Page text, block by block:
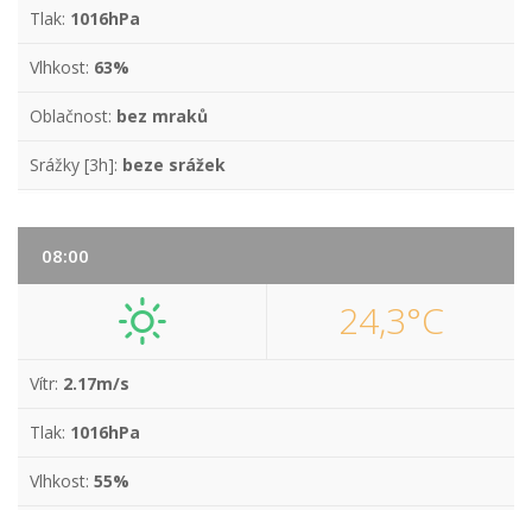
Tlak: 1016hPa
Vlhkost: 63%
Oblačnost: bez mraků
Srážky [3h]: beze srážek
08:00
24,3°C
Vítr: 2.17m/s
Tlak: 1016hPa
Vlhkost: 55%